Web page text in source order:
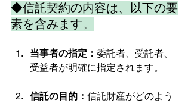
◆信託契約の内容は、以下の要
素を含みます。
当事者の指定： 委託者、受託者、
受益者が明確に指定されます。
信託の目的： 信託財産がどのよう